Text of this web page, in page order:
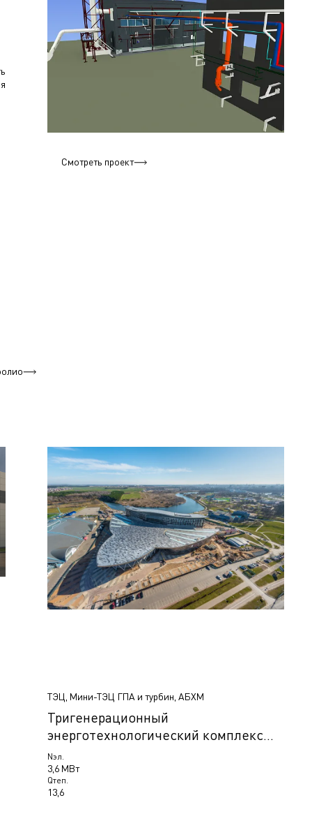
Смотреть проект
ТЭЦ, Мини-ТЭЦ ГПА и турбин, АБХМ
Тригенерационный
энерготехнологический комплекс
(ЭТК) на объекте: «Строительство
многофункционального комплекса",
Минск, Беларусь
Nэл.
3,6 МВт
Qтеп.
13,6